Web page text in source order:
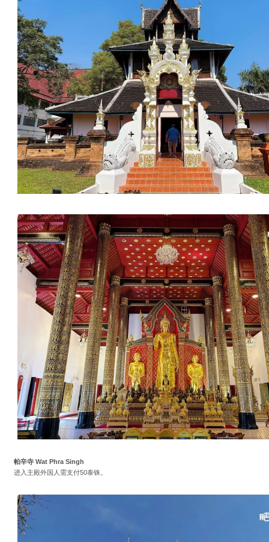
帕辛寺 Wat Phra Singh
进入主殿外国人需支付50泰铢。